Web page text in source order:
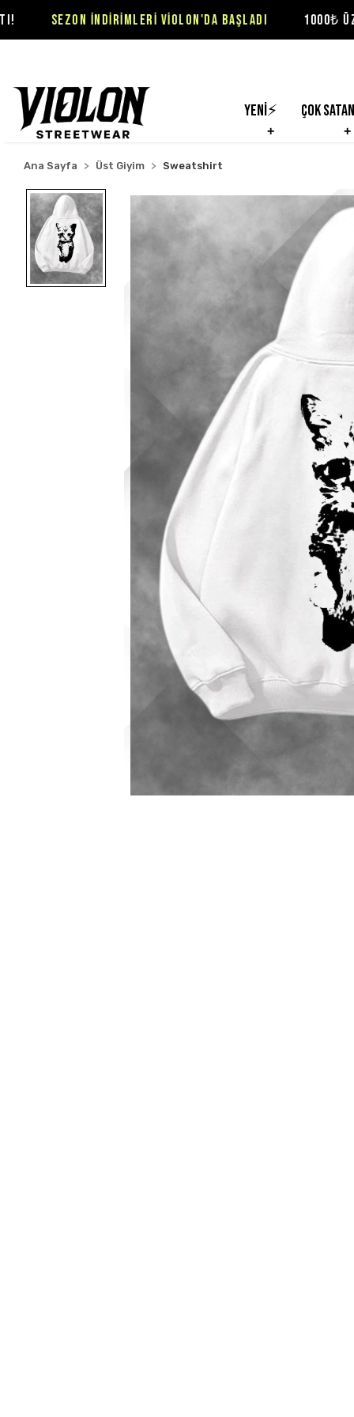
İNDİRİMLERİ VİOLON'DA BAŞLADI 1000₺ ÜZERİ
Yeni⚡ Çok
Ana Sayfa Üst Giyim Sweatshirt